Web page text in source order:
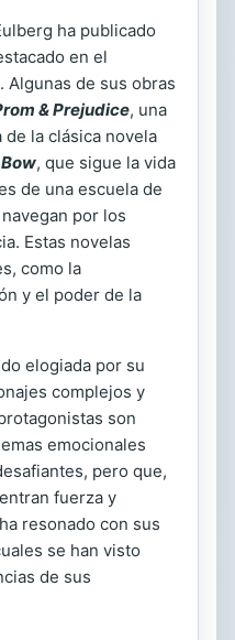
ha publicado
en el
Algunas de sus obras
& Prejudice, una
la clásica novela
, que sigue la vida
de una escuela de
por los
Estas novelas
como la
y el poder de la
elogiada por su
complejos y
son
emocionales
pero que,
fuerza y
resonado con sus
se han visto
de sus